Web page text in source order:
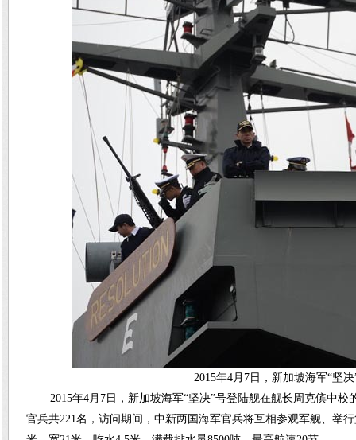
2015年4月7日，新加坡海军“坚
2015年4月7日，新加坡海军“坚决”号登陆舰在舰长周克傧中
官兵共221名，访问期间，中新两国海军官兵将互相参观军舰、举